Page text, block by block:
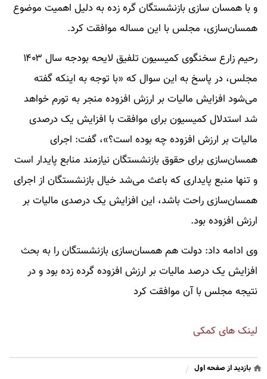
و با همسان سازی بازنشستگان گره زده به دلیل اهمیت موضوع
همسان‌سازی، مجلس با این مساله موافقت کرد.
رحیم زارع سخنگوی کمیسیون تلفیق لایحه بودجه سال ۱۴۰۳
مجلس، در پاسخ به این سوال که «با توجه به اینکه گفته
می‌شود افزایش مالیات بر ارزش افزوده منجر به تورم خواهد
شد استدلال کمیسیون برای موافقت با افزایش یک درصدی
مالیات بر ارزش افزوده چه بوده است؟»، گفت: اجرای
همسان‌سازی برای حقوق بازنشستگان نیازمند منابع پایدار است
و تنها منبع پایداری که باعث می‌شد خیال بازنشستگان از اجرای
همسان‌سازی راحت باشد، این افزایش یک درصدی مالیات بر
ارزش افزوده بود.
وی ادامه داد: دولت هم همسان‌سازی بازنشستگان را به بحث
افزایش یک درصد مالیات بر ارزش افزوده گرده زده بود و در
نتیجه مجلس با آن موافقت کرد
لینک های کمکی
بازدید از صفحه اول /